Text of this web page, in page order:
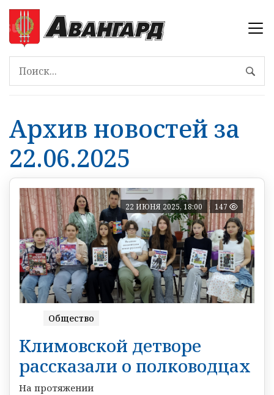
Архив новостей за
22.06.2025
22 ИЮНЯ 2025, 18:00 147
Общество
Климовской детворе
рассказали о полководцах
На протяжении